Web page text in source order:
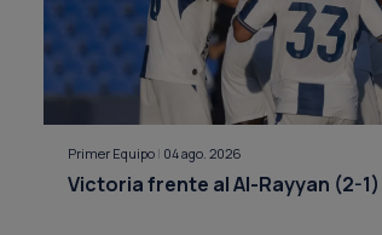
Primer Equipo | 04 ago. 2026
Victoria frente al Al-Rayyan (2-1)